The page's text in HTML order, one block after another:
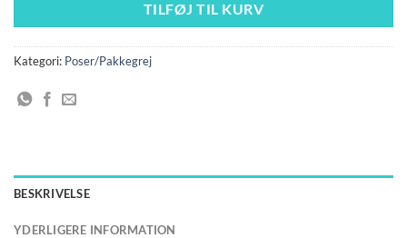
TILFØJ TIL KURV
Kategori: Poser/Pakkegrej
BESKRIVELSE
YDERLIGERE INFORMATION